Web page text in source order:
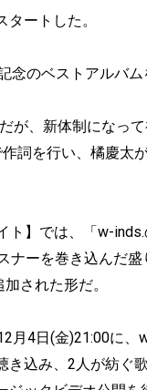
ートした。
のベストアルバ
が、新体制になっ
詞を行い、橘慶太
】では、「w-
ーを巻き込んだ
された形だ。
4日(金)21:00に、
込み、2人が紡ぐ